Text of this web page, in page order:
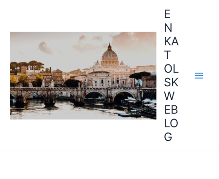
E
N
KA
T
OL
SK
W
EB
LO
G